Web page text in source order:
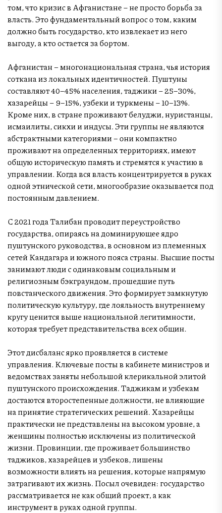
том, что кризис в Афганистане – не просто борьба за
власть. Это фундаментальный вопрос о том, каким
должно быть государство, кто извлекает из него
выгоду, а кто остается за бортом.
Афганистан – многонациональная страна, чья история
соткана из локальных идентичностей. Пуштуны
составляют 40–45% населения, таджики – 25–30%,
хазарейцы – 9–15%, узбеки и туркмены – 10–13%.
Кроме них, в стране проживают белуджи, нуристанцы,
исмаилиты, сикхи и индусы. Эти группы не являются
абстрактными категориями – они компактно
проживают на определенных территориях, имеют
общую историческую память и стремятся к участию в
управлении. Когда вся власть концентрируется в руках
одной этнической сети, многообразие оказывается под
постоянным давлением.
С 2021 года Талибан проводит переустройство
государства, опираясь на доминирующее ядро
пуштунского руководства, в основном из племенных
сетей Кандагара и южного пояса страны. Высшие посты
занимают люди с одинаковым социальным и
религиозным бэкграундом, прошедшие путь
повстанческого движения. Это формирует замкнутую
политическую культуру, где лояльность внутреннему
кругу ценится выше национальной легитимности,
которая требует представительства всех общин.
Этот дисбаланс ярко проявляется в системе
управления. Ключевые посты в кабинете министров и
ведомствах заняты небольшой клерикальной элитой
пуштунского происхождения. Таджикам и узбекам
достаются второстепенные должности, не влияющие
на принятие стратегических решений. Хазарейцы
практически не представлены на высоком уровне, а
женщины полностью исключены из политической
жизни. Провинции, где проживает большинство
таджиков, хазарейцев и узбеков, лишены
возможности влиять на решения, которые напрямую
затрагивают их жизнь. Посыл очевиден: государство
рассматривается не как общий проект, а как
инструмент в руках одной группы.